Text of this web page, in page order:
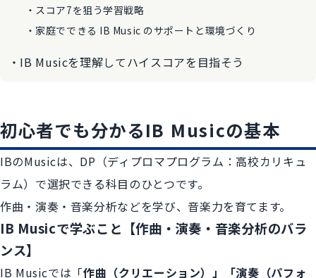
スコア7を狙う学習戦略
家庭でできる IB Music のサポートと環境づくり
IB Musicを理解してハイスコアを目指そう
初心者でも分かるIB Musicの基本
IBのMusicは、DP（ディプロマプログラム：高校カリキュ
ラム）で選択できる科目のひとつです。
作曲・演奏・音楽分析などを学び、音楽力を育てます。
IB Musicで学ぶこと【作曲・演奏・音楽分析のバラ
ンス】
IB Musicでは「作曲（クリエーション）」「演奏（パフォ